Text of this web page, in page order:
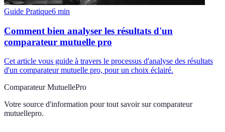
Guide Pratique6 min
Comment bien analyser les résultats d'un
comparateur mutuelle pro
Cet article vous guide à travers le processus d'analyse des résultats
d'un comparateur mutuelle pro, pour un choix éclairé.
Comparateur MutuellePro
Votre source d'information pour tout savoir sur comparateur
mutuellepro.